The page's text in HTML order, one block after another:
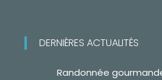
DERNIÈRES ACTUALITÉS
Randonnée